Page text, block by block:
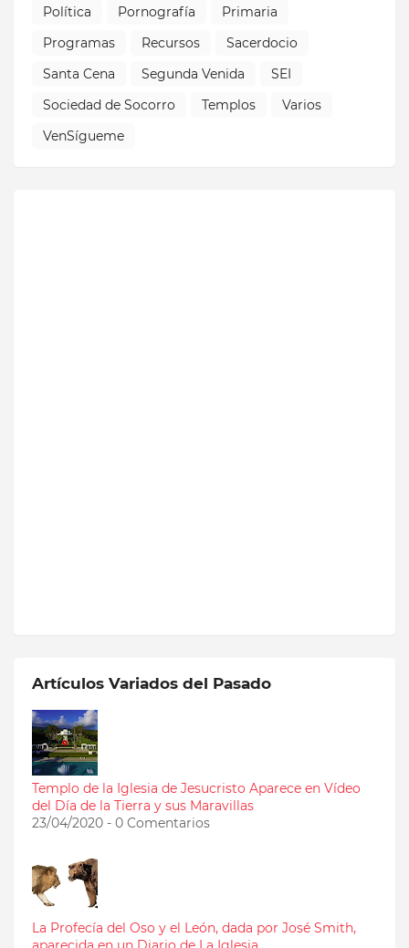
Política
Pornografía
Primaria
Programas
Recursos
Sacerdocio
Santa Cena
Segunda Venida
SEI
Sociedad de Socorro
Templos
Varios
VenSígueme
Artículos Variados del Pasado
Templo de la Iglesia de Jesucristo Aparece en Vídeo
del Día de la Tierra y sus Maravillas
23/04/2020 - 0 Comentarios
La Profecía del Oso y el León, dada por José Smith,